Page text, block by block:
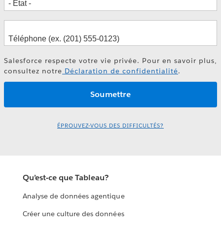
Salesforce respecte votre vie privée. Pour en savoir plus,
consultez notre Déclaration de confidentialité.
ÉPROUVEZ-VOUS DES DIFFICULTÉS?
Qu’est-ce que Tableau?
Analyse de données agentique
Créer une culture des données